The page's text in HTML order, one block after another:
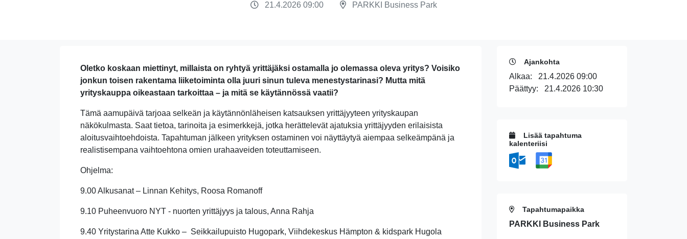
21.4.2026 09:00 PARKKI Business Park
Oletko koskaan miettinyt, millaista on ryhtyä yrittäjäksi ostamalla jo olemassa oleva yritys? Voisiko
jonkun toisen rakentama liiketoiminta olla juuri sinun tuleva menestystarinasi? Mutta mitä
yrityskauppa oikeastaan tarkoittaa – ja mitä se käytännössä vaatii?
Tämä aamupäivä tarjoaa selkeän ja käytännönläheisen katsauksen yrittäjyyteen yrityskaupan
näkökulmasta. Saat tietoa, tarinoita ja esimerkkejä, jotka herättelevät ajatuksia yrittäjyyden erilaisista
aloitusvaihtoehdoista. Tapahtuman jälkeen yrityksen ostaminen voi näyttäytyä aiempaa selkeämpänä ja
realistisempana vaihtoehtona omien urahaaveiden toteuttamiseen.
Ohjelma:
9.00 Alkusanat – Linnan Kehitys, Roosa Romanoff
9.10 Puheenvuoro NYT - nuorten yrittäjyys ja talous, Anna Rahja
9.40 Yritystarina Atte Kukko – Seikkailupuisto Hugopark, Viihdekeskus Hämpton & kidspark Hugola
Ajankohta
Alkaa: 21.4.2026 09:00
Päättyy: 21.4.2026 10:30
Lisää tapahtuma
kalenteriisi
Tapahtumapaikka
PARKKI Business Park